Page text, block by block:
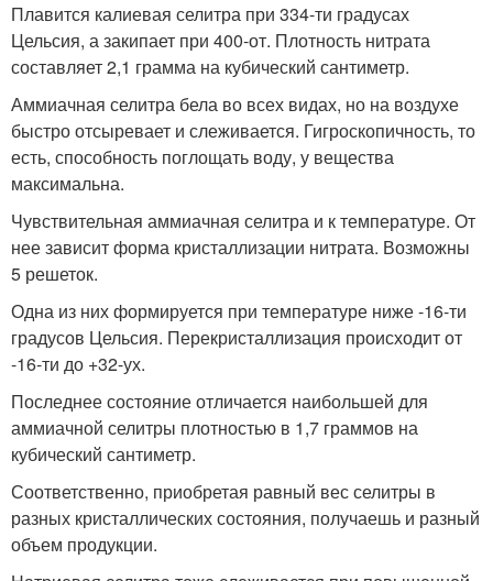
Плавится калиевая селитра при 334-ти градусах
Цельсия, а закипает при 400-от. Плотность нитрата
составляет 2,1 грамма на кубический сантиметр.
Аммиачная селитра бела во всех видах, но на воздухе
быстро отсыревает и слеживается. Гигроскопичность, то
есть, способность поглощать воду, у вещества
максимальна.
Чувствительная аммиачная селитра и к температуре. От
нее зависит форма кристаллизации нитрата. Возможны
5 решеток.
Одна из них формируется при температуре ниже -16-ти
градусов Цельсия. Перекристаллизация происходит от
-16-ти до +32-ух.
Последнее состояние отличается наибольшей для
аммиачной селитры плотностью в 1,7 граммов на
кубический сантиметр.
Соответственно, приобретая равный вес селитры в
разных кристаллических состояния, получаешь и разный
объем продукции.